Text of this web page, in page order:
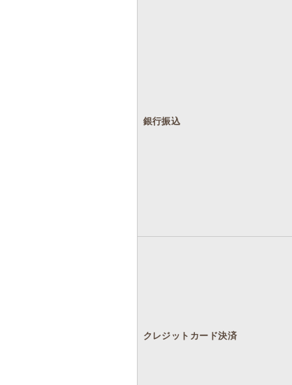
銀行振込
クレジットカード決済